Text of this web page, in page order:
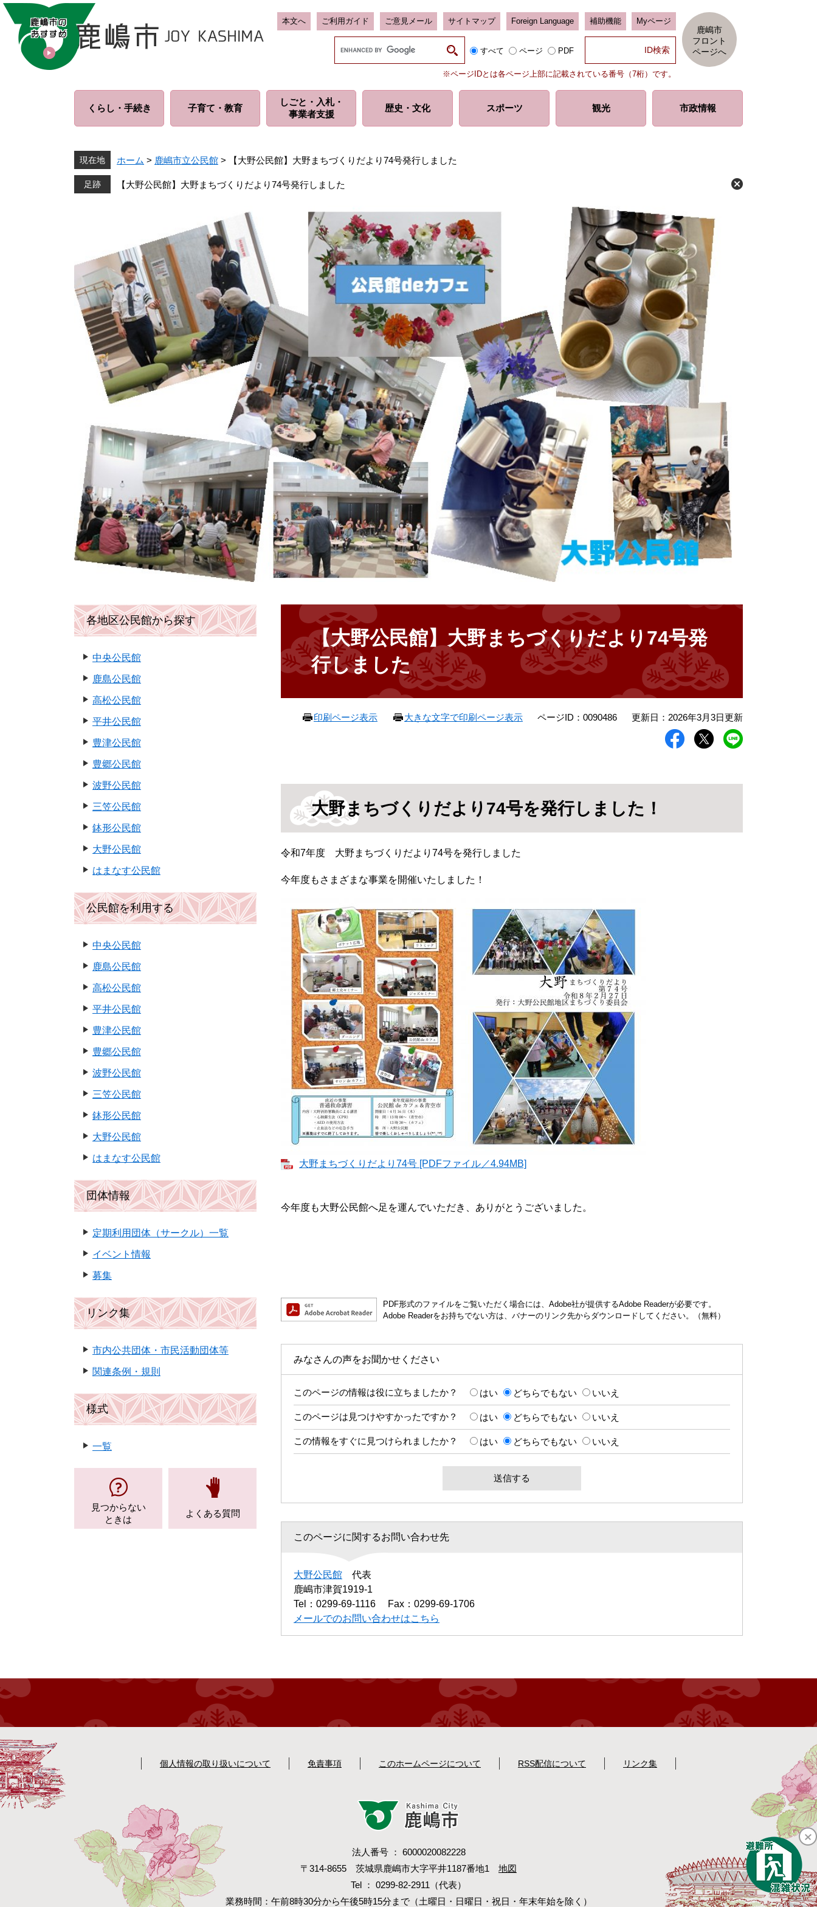
ペ
メ
本文へ ご利用ガイド ご意見メール サイトマップ Foreign Language 補助機能 Myページ
ム
索
すべて ページ PDF
※ページIDとは各ページ上部に記載されている番号（7桁）です。
鹿嶋市
フロント
ページへ
くらし・ 手続き 子育て・ 教育
しごと・入札・
事業者支援
歴史・ 文化 スポーツ 観光 市政情報
現在地 ホーム > 鹿嶋市立公民館 > 【大野公民館】大野まちづくりだより74号発行しました
【大野公民館】大野まちづくりだより74号発行しました
【大野公民館】大野まちづくりだより74号発
行しました
印刷ページ表示 大きな文字で印刷ページ表示 ページID：0090486 更新日：2026年3月3日更新
大野まちづくりだより74号を発行しました！
令和7年度 大野まちづくりだより74号を発行しました
今年度もさまざまな事業を開催いたしました！
大野まちづくりだより74号 [PDFファイル／4.94MB]
今年度も大野公民館へ足を運んでいただき、ありがとうございました。
PDF形式のファイルをご覧いただく場合には、Adobe社が提供するAdobe Readerが必要です。
Adobe Readerをお持ちでない方は、バナーのリンク先からダウンロードしてください。（無料）
みなさんの声をお聞かせください
このページの情報は役に立ちましたか？ はい どちらでもない いいえ
このページは見つけやすかったですか？ はい どちらでもない いいえ
この情報をすぐに見つけられましたか？ はい どちらでもない いいえ
このページに関するお問い合わせ先
大野公民館
代表
鹿嶋市津賀1919-1
Tel：0299-69-1116
Fax：0299-69-1706
メールでのお問い合わせはこちら
各地区公民館から探す
中央公民館
鹿島公民館
高松公民館
平井公民館
豊津公民館
豊郷公民館
波野公民館
三笠公民館
鉢形公民館
大野公民館
はまなす公民館
公民館を利用する
中央公民館
鹿島公民館
高松公民館
平井公民館
豊津公民館
豊郷公民館
波野公民館
三笠公民館
鉢形公民館
大野公民館
はまなす公民館
団体情報
定期利用団体（サークル）一覧
イベント情報
募集
リンク集
市内公共団体・市民活動団体等
関連条例・規則
様式
一覧
見つからない
ときは
よくある質問
個人情報の取り扱いについて 免責事項 このホームページについて RSS配信について リンク集
法人番号 ： 6000020082228
〒314-8655 茨城県鹿嶋市大字平井1187番地1 地図
Tel ： 0299-82-2911（代表）
業務時間：午前8時30分から午後5時15分まで（土曜日・日曜日・祝日・年末年始を除く）